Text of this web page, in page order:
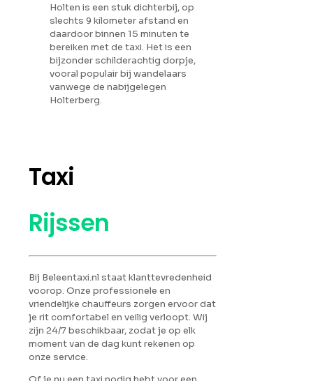
Holten is een stuk dichterbij, op
slechts 9 kilometer afstand en
daardoor binnen 15 minuten te
bereiken met de taxi. Het is een
bijzonder schilderachtig dorpje,
vooral populair bij wandelaars
vanwege de nabijgelegen
Holterberg.
Taxi
Rijssen
Bij Beleentaxi.nl staat klanttevredenheid
voorop. Onze professionele en
vriendelijke chauffeurs zorgen ervoor dat
je rit comfortabel en veilig verloopt. Wij
zijn 24/7 beschikbaar, zodat je op elk
moment van de dag kunt rekenen op
onze service.